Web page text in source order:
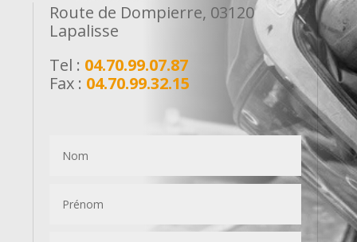
Route de Dompierre, 03120
Lapalisse
Tel : 04.70.99.07.87
Fax : 04.70.99.32.15